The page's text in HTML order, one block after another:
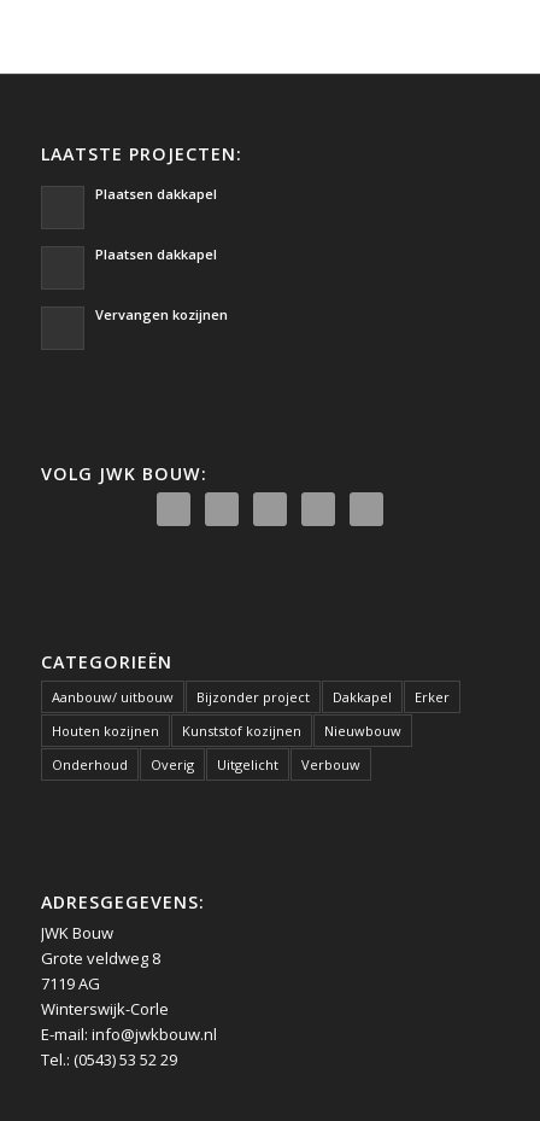
LAATSTE PROJECTEN:
Plaatsen dakkapel
Plaatsen dakkapel
Vervangen kozijnen
VOLG JWK BOUW:
CATEGORIEËN
Aanbouw/ uitbouw Bijzonder project Dakkapel
Erker
Houten kozijnen
Kunststof kozijnen
Nieuwbouw
Onderhoud
Overig Uitgelicht Verbouw
ADRESGEGEVENS:
JWK Bouw
Grote veldweg 8
7119 AG
Winterswijk-Corle
E-mail: info@jwkbouw.nl
Tel.: (0543) 53 52 29